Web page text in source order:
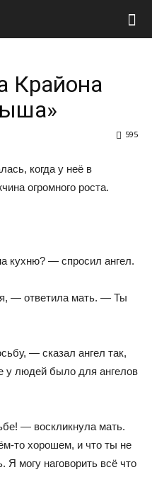
Крайона
595
когда у неё в
огромного роста.
кухню? — спросил ангел.
— ответила мать. — Ты
— сказал ангел так,
у людей было для ангелов
— воскликнула мать.
то хорошем, и что ты не
Я могу наговорить всё что